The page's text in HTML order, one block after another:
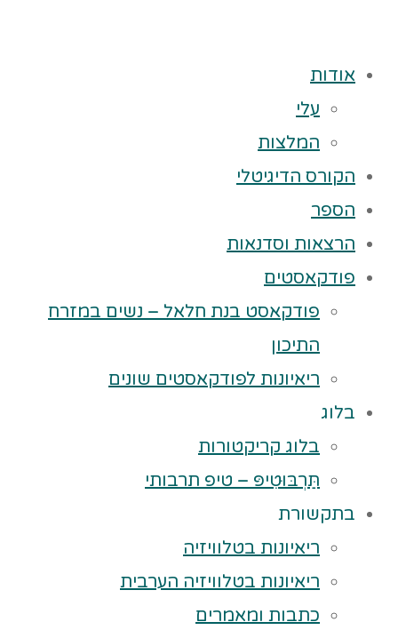
אודות
עלי
המלצות
הקורס הדיגיטלי
הספר
הרצאות וסדנאות
פודקאסטים
פודקאסט בנת חלאל – נשים במזרח
התיכון
ריאיונות לפודקאסטים שונים
בלוג
בלוג קריקטורות
תַּרְבּוּטִיפּ – טיפ תרבותי
בתקשורת
ריאיונות בטלוויזיה
ריאיונות בטלוויזיה הערבית
כתבות ומאמרים